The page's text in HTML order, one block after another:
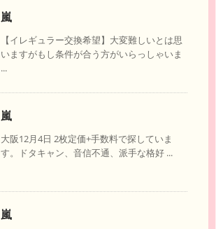
嵐
【イレギュラー交換希望】大変難しいとは思
いますがもし条件が合う方がいらっしゃいま
...
嵐
大阪12月4日 2枚定価+手数料で探していま
す。ドタキャン、音信不通、派手な格好 ...
嵐